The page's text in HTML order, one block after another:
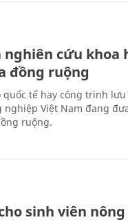
cứu khoa
đồng ruộng
tế hay công trình
nghiệp Việt Nam đang
ruộng.
sinh viên